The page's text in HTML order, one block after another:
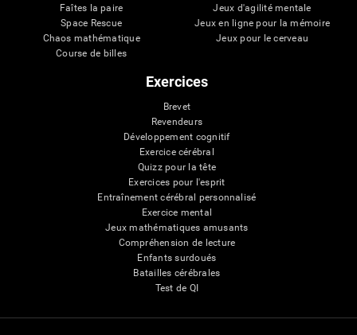
Faîtes la paire
Space Rescue
Chaos mathématique
Course de billes
Jeux d'agilité mentale
Jeux en ligne pour la mémoire
Jeux pour le cerveau
Exercices
Brevet
Revendeurs
Développement cognitif
Exercice cérébral
Quizz pour la tête
Exercices pour l'esprit
Entraînement cérébral personnalisé
Exercice mental
Jeux mathématiques amusants
Compréhension de lecture
Enfants surdoués
Batailles cérébrales
Test de QI